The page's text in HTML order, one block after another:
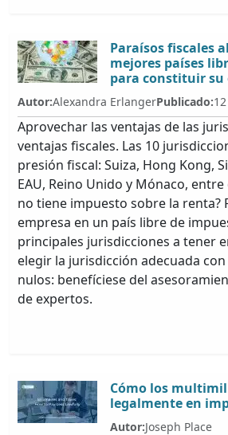
Paraísos fiscales
mejores países
para constituir su
Autor:Alexandra ErlangerPublicado:
Aprovechar las ventajas de las
ventajas fiscales. Las 10
presión fiscal: Suiza, Hong Kong,
EAU, Reino Unido y Mónaco,
no tiene impuesto sobre la renta?
empresa en un país libre de
principales jurisdicciones a tener
elegir la jurisdicción adecuada
nulos: benefíciese del
de expertos.
Cómo los
legalmente en
Autor:Joseph Place